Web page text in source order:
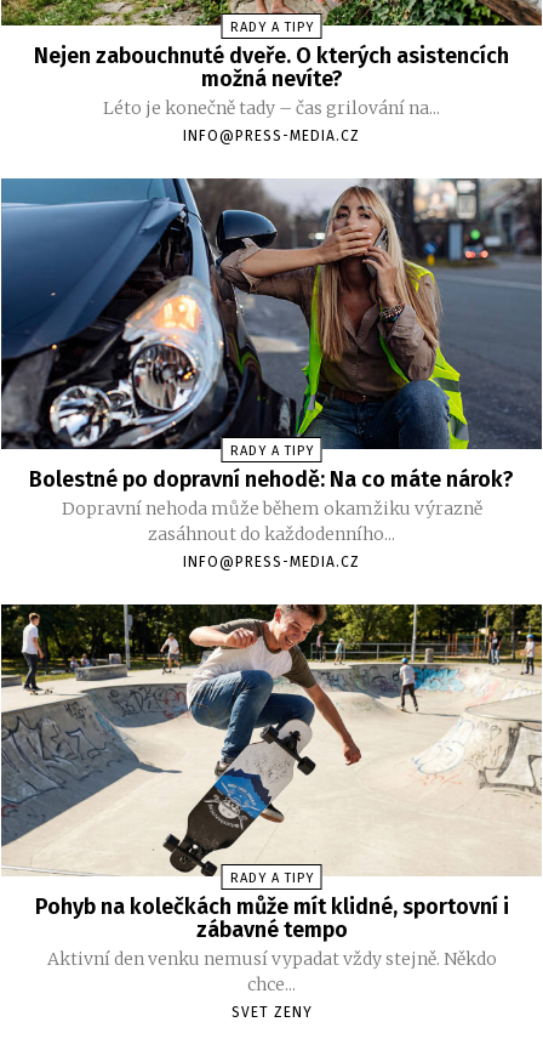
RADY A TIPY
Nejen zabouchnuté dveře. O kterých asistencích
možná nevíte?
Léto je konečně tady – čas grilování na...
INFO@PRESS-MEDIA.CZ
RADY A TIPY
Bolestné po dopravní nehodě: Na co máte nárok?
Dopravní nehoda může během okamžiku výrazně
zasáhnout do každodenního...
INFO@PRESS-MEDIA.CZ
RADY A TIPY
Pohyb na kolečkách může mít klidné, sportovní i
zábavné tempo
Aktivní den venku nemusí vypadat vždy stejně. Někdo
chce...
SVET ZENY